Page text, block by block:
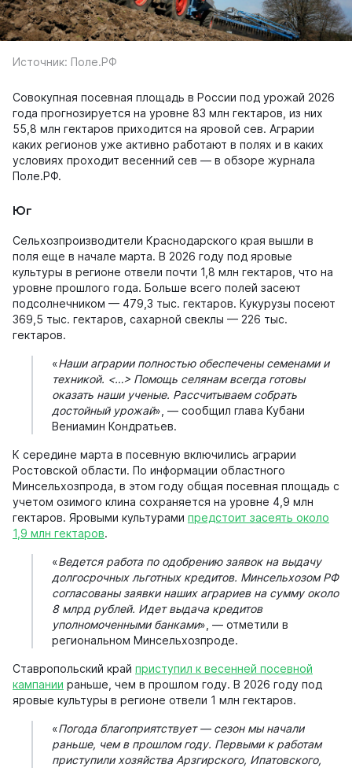
Источник: Поле.РФ
Совокупная посевная площадь в России под урожай 2026
года прогнозируется на уровне 83 млн гектаров, из них
55,8 млн гектаров приходится на яровой сев. Аграрии
каких регионов уже активно работают в полях и в каких
условиях проходит весенний сев — в обзоре журнала
Поле.РФ.
Юг
Сельхозпроизводители Краснодарского края вышли в
поля еще в начале марта. В 2026 году под яровые
культуры в регионе отвели почти 1,8 млн гектаров, что на
уровне прошлого года. Больше всего полей засеют
подсолнечником — 479,3 тыс. гектаров. Кукурузы посеют
369,5 тыс. гектаров, сахарной свеклы — 226 тыс.
гектаров.
«Наши аграрии полностью обеспечены семенами и
техникой. <…> Помощь селянам всегда готовы
оказать наши ученые. Рассчитываем собрать
достойный урожай», — сообщил глава Кубани
Вениамин Кондратьев.
К середине марта в посевную включились аграрии
Ростовской области. По информации областного
Минсельхозпрода, в этом году общая посевная площадь с
учетом озимого клина сохраняется на уровне 4,9 млн
гектаров. Яровыми культурами предстоит засеять около
1,9 млн гектаров.
«Ведется работа по одобрению заявок на выдачу
долгосрочных льготных кредитов. Минсельхозом РФ
согласованы заявки наших аграриев на сумму около
8 млрд рублей. Идет выдача кредитов
уполномоченными банками», — отметили в
региональном Минсельхозпроде.
Ставропольский край приступил к весенней посевной
кампании раньше, чем в прошлом году. В 2026 году под
яровые культуры в регионе отвели 1 млн гектаров.
«Погода благоприятствует — сезон мы начали
раньше, чем в прошлом году. Первыми к работам
приступили хозяйства Арзгирского, Ипатовского,